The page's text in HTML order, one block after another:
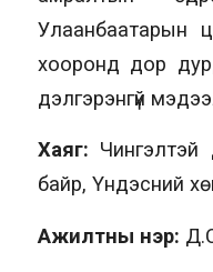
Улаанбаатарын
хооронд дор
дэлгэрэнгүй
Хаяг: Чингэлтэй
байр, Үндэсний
Ажилтны нэр: